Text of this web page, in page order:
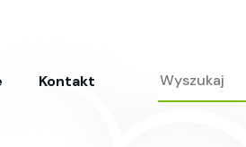
Kontakt